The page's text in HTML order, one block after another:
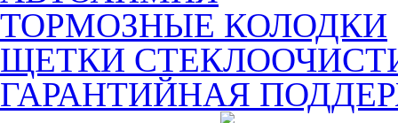
ТОРМОЗНЫЕ КОЛОДКИ
ЩЕТКИ
ГАРАНТИЙНАЯ